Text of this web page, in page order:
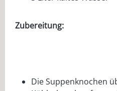
Zubereitung:
Die Suppenknochen